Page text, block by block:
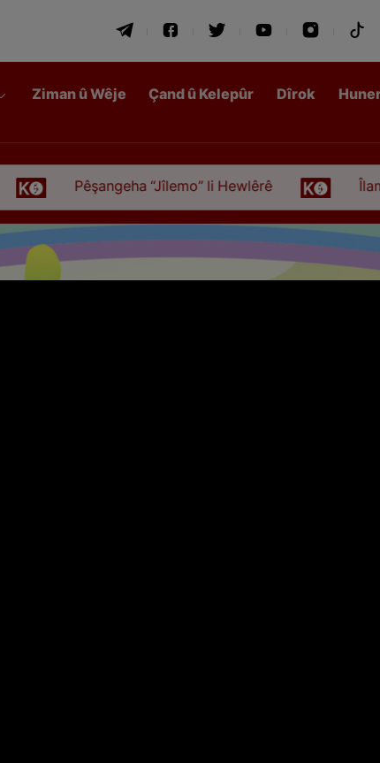
Ziman û Wêje Çand û Kelepûr Dîrok
Pêşangeha “Jîlemo” li Hewlêrê